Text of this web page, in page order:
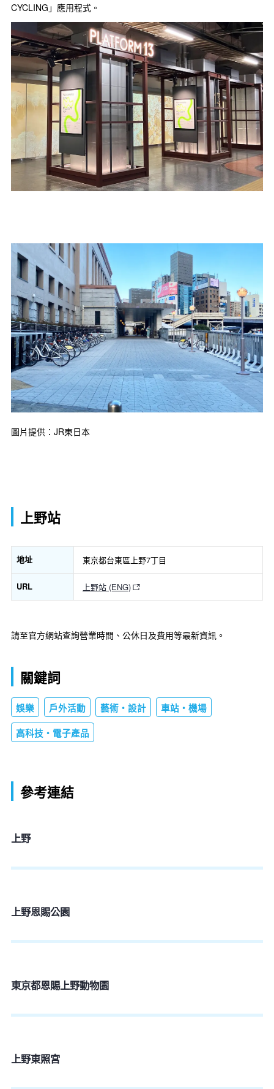
CYCLING」應用程式。
圖片提供：JR東日本
上野站
地址 東京都台東區上野7丁目
URL 上野站 (ENG)
請至官方網站查詢營業時間、公休日及費用等最新資訊。
關鍵詞
娛樂 戶外活動 藝術・設計 車站・機場
高科技・電子產品
參考連結
上野
上野恩賜公園
東京都恩賜上野動物園
上野東照宮